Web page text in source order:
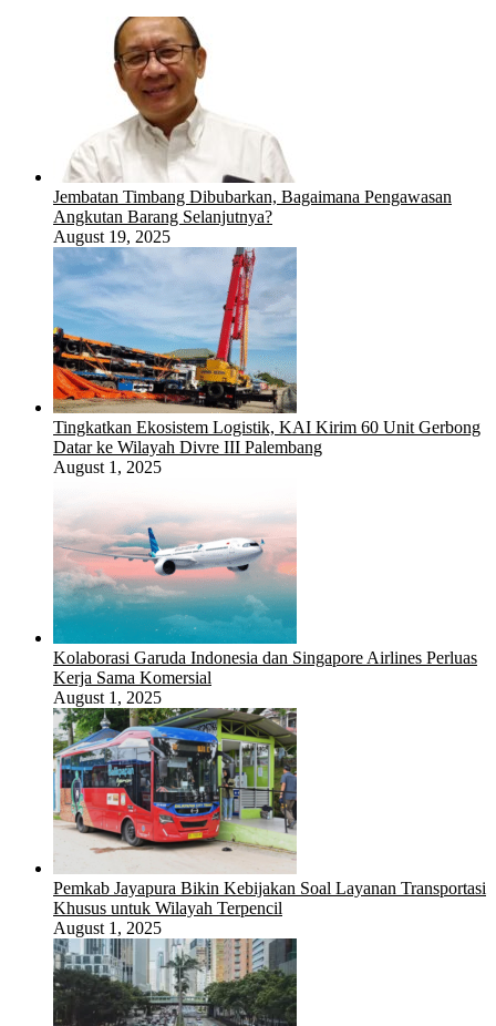
Jembatan Timbang Dibubarkan, Bagaimana Pengawasan
Angkutan Barang Selanjutnya?
August 19, 2025
Tingkatkan Ekosistem Logistik, KAI Kirim 60 Unit Gerbong
Datar ke Wilayah Divre III Palembang
August 1, 2025
Kolaborasi Garuda Indonesia dan Singapore Airlines Perluas
Kerja Sama Komersial
August 1, 2025
Pemkab Jayapura Bikin Kebijakan Soal Layanan Transportasi
Khusus untuk Wilayah Terpencil
August 1, 2025